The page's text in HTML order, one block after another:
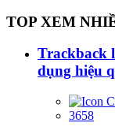
TOP XEM
Trackback
dụng hiệu
3658